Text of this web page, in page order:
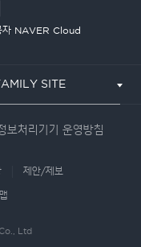
자 NAVER Cloud
SITE
보처리기기 운영방침
제안/제보
Ltd